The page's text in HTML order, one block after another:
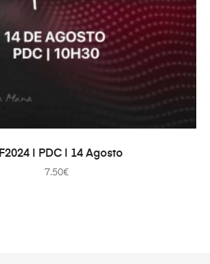
ADICIONAR
| PDC | 14 Agosto
7.50€